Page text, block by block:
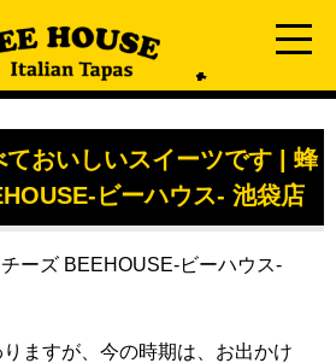
ておいしいスイーツです | 蜂
ビーハウス- 池袋店
ーズ BEEHOUSE-ビーハウス-
ますが、今の時期は、お出かけ